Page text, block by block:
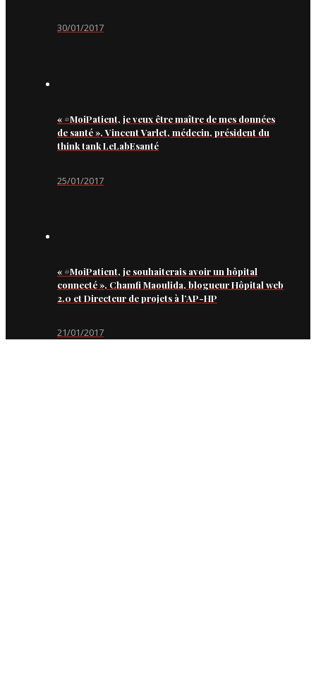
30/01/2017
« #MoiPatient, je veux être maître de mes données
de santé », Vincent Varlet, médecin, président du
think tank LeLabEsanté
25/01/2017
« #MoiPatient, je souhaiterais avoir un hôpital
connecté », Chamfi Maoulida, blogueur Hôpital web
2.0 et Directeur de projets à l’AP-HP
21/01/2017